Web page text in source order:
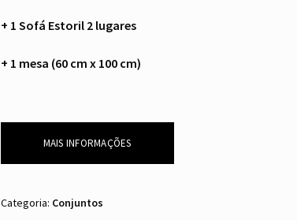
+ 1 Sofá Estoril 2 lugares
+ 1 mesa (60 cm x 100 cm)
MAIS INFORMAÇÕES
Categoria: Conjuntos